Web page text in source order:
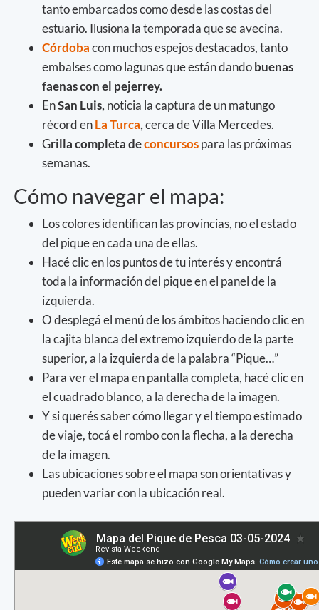
tanto embarcados como desde las costas del
estuario. Ilusiona la temporada que se avecina.
Córdobacon muchos espejos destacados, tanto
embalses como lagunas que están dandobuenas
faenas con el pejerrey.
EnSan Luis, noticia la captura de un matungo
récord enLa Turca,cerca de Villa Mercedes.
Grilla completa deconcursospara las próximas
semanas.
Cómo navegar el mapa:
Los colores identifican las provincias, no el estado
del pique en cada una de ellas.
Hacé clic en los puntos de tu interés y encontrá
toda la información del pique en el panel de la
izquierda.
O desplegá el menú de los ámbitos haciendo clic en
la cajita blanca del extremo izquierdo de la parte
superior, a la izquierda de la palabra “Pique…”
Para ver el mapa en pantalla completa, hacé clic en
el cuadrado blanco, a la derecha de la imagen.
Y si querés saber cómo llegar y el tiempo estimado
de viaje, tocá el rombo con la flecha, a la derecha
de la imagen.
Las ubicaciones sobre el mapa son orientativas y
pueden variar con la ubicación real.